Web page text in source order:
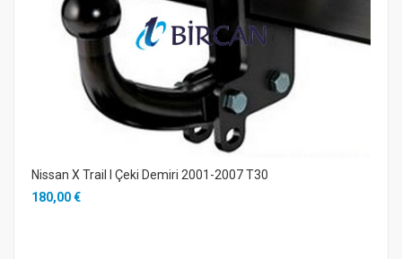
Nissan X Trail I Çeki Demiri 2001-2007 T30
180,00 €